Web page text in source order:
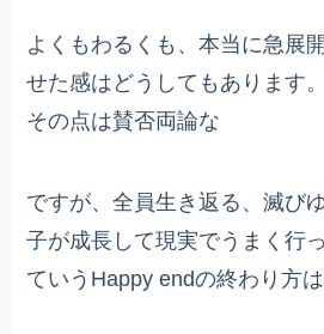
よくもわるくも、本当に急展
せた感はどうしてもあります。
その点は賛否両論な
ですが、全員生き返る、滅び
子が成長して現実でうまく行
ていうHappy endの終わり方